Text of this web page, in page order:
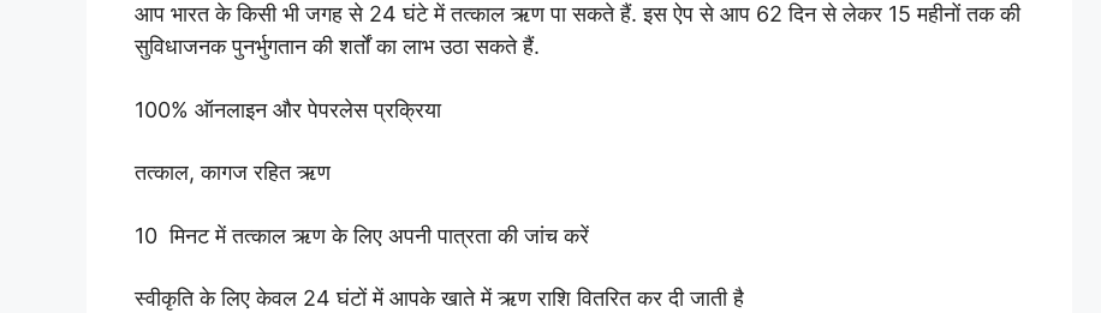
आप भारत के किसी भी जगह से 24 घंटे में तत्काल ऋण पा सकते हैं. इस ऐप से आप 62 दिन से लेकर 15 महीनों तक की
सुविधाजनक पुनर्भुगतान की शर्तों का लाभ उठा सकते हैं.
100% ऑनलाइन और पेपरलेस प्रक्रिया
तत्काल, कागज रहित ऋण
10 मिनट में तत्काल ऋण के लिए अपनी पात्रता की जांच करें
स्वीकृति के लिए केवल 24 घंटों में आपके खाते में ऋण राशि वितरित कर दी जाती है